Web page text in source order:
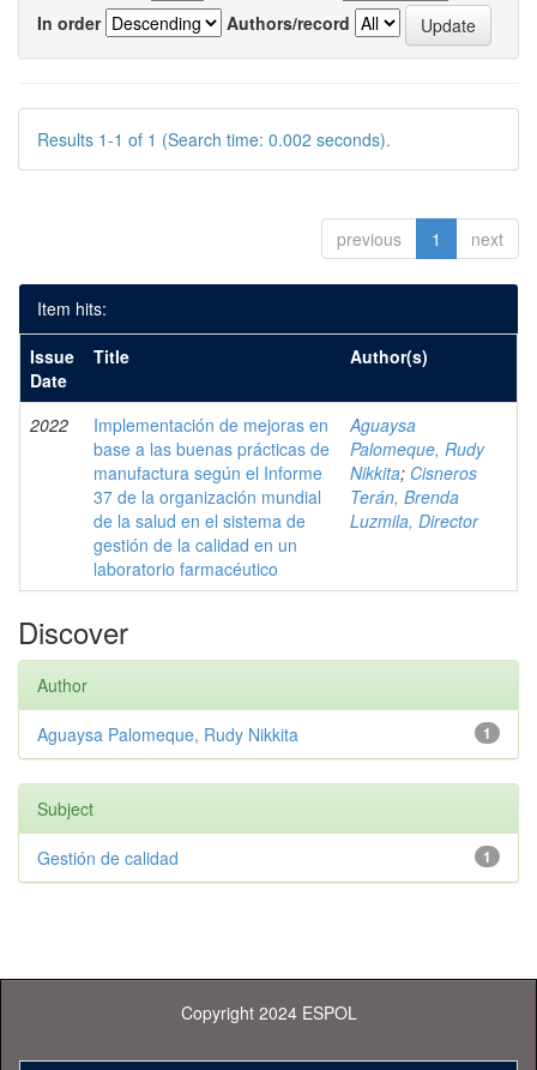
In order
Authors/record
Results 1-1 of 1 (Search time: 0.002 seconds).
previous 1 next
Item hits:
Issue
Date
Title Author(s)
2022
Implementación de mejoras en
base a las buenas prácticas de
manufactura según el Informe
37 de la organización mundial
de la salud en el sistema de
gestión de la calidad en un
laboratorio farmacéutico
Aguaysa
Palomeque, Rudy
Nikkita; Cisneros
Terán, Brenda
Luzmila, Director
Discover
Author
1
Aguaysa Palomeque, Rudy Nikkita
Subject
1
Gestión de calidad
Copyright 2024 ESPOL